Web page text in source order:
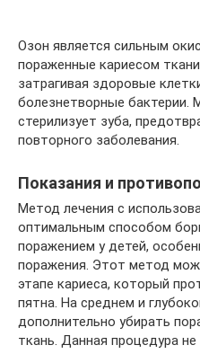
Озон является сильным
пораженные кариесом
затрагивая здоровые
болезнетворные бактерии.
стерилизует зуба,
повторного заболевания.
Показания и
Метод лечения с
оптимальным способом
поражением у детей,
поражения. Этот метод
этапе кариеса, который
пятна. На среднем и
дополнительно убирать
ткань. Данная процедура